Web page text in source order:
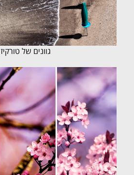
גוונים של טורקיז